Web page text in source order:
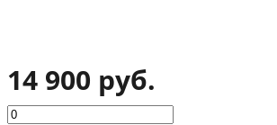
14 900 руб.